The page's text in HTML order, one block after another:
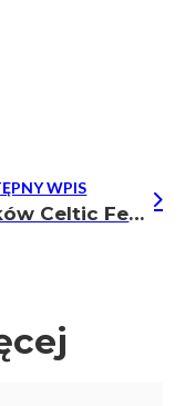
WPIS
Kraków Celtic Festival – celtyckie rytmy w sercu Krakowa